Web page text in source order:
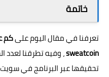
خاتمة
تعرفنا في مقال اليوم علىكم
sweatcoin، وفيه تطرقنا